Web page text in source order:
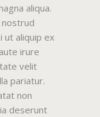
aliqua.
nostrud
ut aliquip ex
irure
velit
pariatur.
non
deserunt